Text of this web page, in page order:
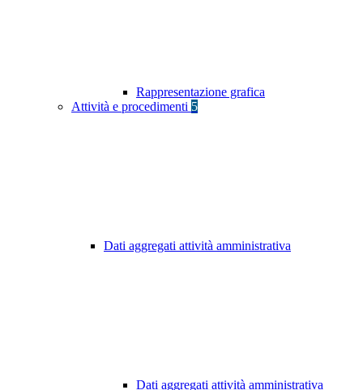
Rappresentazione grafica
Attività e procedimenti 5
Dati aggregati attività amministrativa
Dati aggregati attività amministrativa